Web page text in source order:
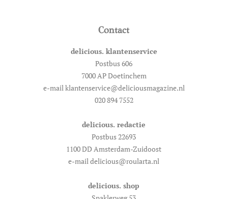
Contact
delicious. klantenservice
Postbus 606
7000 AP Doetinchem
e-mail klantenservice@deliciousmagazine.nl
020 894 7552
delicious. redactie
Postbus 22693
1100 DD Amsterdam-Zuidoost
e-mail delicious@roularta.nl
delicious. shop